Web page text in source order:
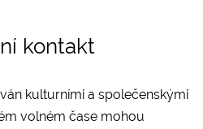
kontakt
kulturními a společenskými
volném čase mohou